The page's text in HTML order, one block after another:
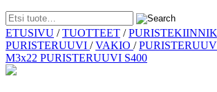
Skip
to
content
ETUSIVU /TUOTTEET /
PURISTERUUVI /VAKIO /
M3x22 PURISTERUUVI S400